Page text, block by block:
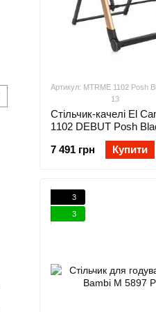
Артикул: MTRME 1102 Posh
13
Стільчик-качелі El
1102 DEBUT Posh
заколисуючий,
центр)
7 491 грн Купити
3
3